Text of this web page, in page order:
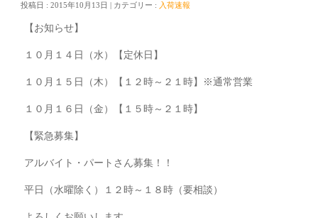
投稿日 : 2015年10月13日 | カテゴリー : 入荷速報
【お知らせ】
１０月１４日（水）【定休日】
１０月１５日（木）【１２時～２１時】※通常営業
１０月１６日（金）【１５時～２１時】
【緊急募集】
アルバイト・パートさん募集！！
平日（水曜除く）１２時～１８時（要相談）